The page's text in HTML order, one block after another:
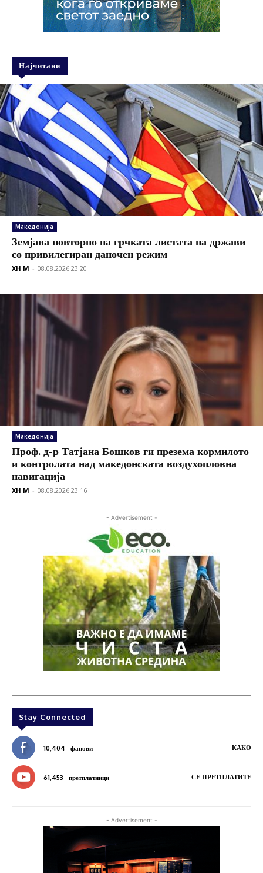
Најчитани
Македонија
Земјава повторно на грчката листата на држави
со привилегиран даночен режим
XH M - 08.08.2026 23:20
Македонија
Проф. д-р Татјана Бошков ги презема кормилото
и контролата над македонската воздухопловна
навигација
XH M - 08.08.2026 23:16
- Advertisement -
Stay Connected
10,404 фанови КАКО
61,453 претплатници СЕ ПРЕТПЛАТИТЕ
- Advertisement -